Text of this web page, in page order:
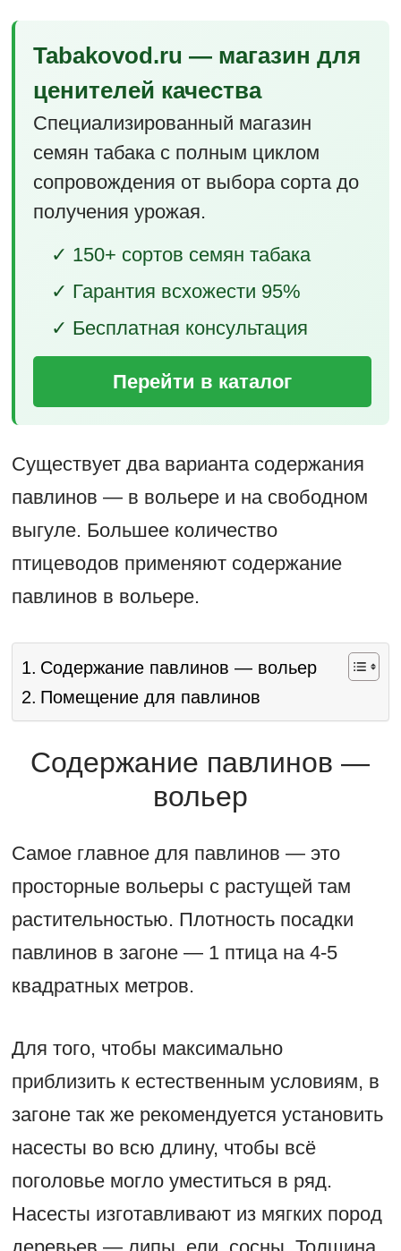
Tabakovod.ru — магазин для
ценителей качества
Специализированный магазин
семян табака с полным циклом
сопровождения от выбора сорта до
получения урожая.
✓ 150+ сортов семян табака
✓ Гарантия всхожести 95%
✓ Бесплатная консультация
Перейти в каталог
Существует два варианта содержания
павлинов — в вольере и на свободном
выгуле. Большее количество
птицеводов применяют содержание
павлинов в вольере.
Содержание павлинов — вольер
Помещение для павлинов
Содержание павлинов —
вольер
Самое главное для павлинов — это
просторные вольеры с растущей там
растительностью. Плотность посадки
павлинов в загоне — 1 птица на 4-5
квадратных метров.
Для того, чтобы максимально
приблизить к естественным условиям, в
загоне так же рекомендуется установить
насесты во всю длину, чтобы всё
поголовье могло уместиться в ряд.
Насесты изготавливают из мягких пород